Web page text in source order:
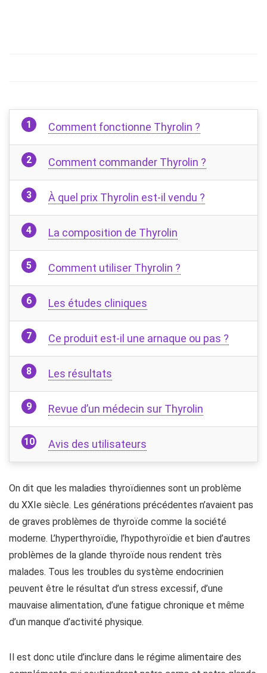
Comment fonctionne Thyrolin ?
Comment commander Thyrolin ?
À quel prix Thyrolin est-il vendu ?
La composition de Thyrolin
Comment utiliser Thyrolin ?
Les études cliniques
Ce produit est-il une arnaque ou pas ?
Les résultats
Revue d’un médecin sur Thyrolin
Avis des utilisateurs
On dit que les maladies thyroïdiennes sont un problème
du XXIe siècle. Les générations précédentes n’avaient pas
de graves problèmes de thyroïde comme la société
moderne. L’hyperthyroïdie, l’hypothyroïdie et bien d’autres
problèmes de la glande thyroïde nous rendent très
malades. Tous les troubles du système endocrinien
peuvent être le résultat d’un stress excessif, d’une
mauvaise alimentation, d’une fatigue chronique et même
d’un manque d’activité physique.
Il est donc utile d’inclure dans le régime alimentaire des